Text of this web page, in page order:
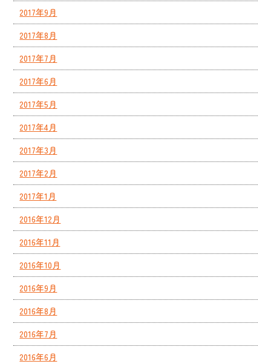
2017年9月
2017年8月
2017年7月
2017年6月
2017年5月
2017年4月
2017年3月
2017年2月
2017年1月
2016年12月
2016年11月
2016年10月
2016年9月
2016年8月
2016年7月
2016年6月